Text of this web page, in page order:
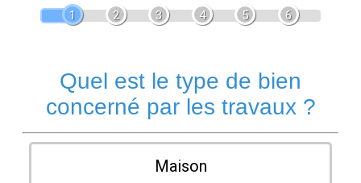
1 2 3 4 5 6
Quel est le type de bien
concerné par les travaux ?
Maison